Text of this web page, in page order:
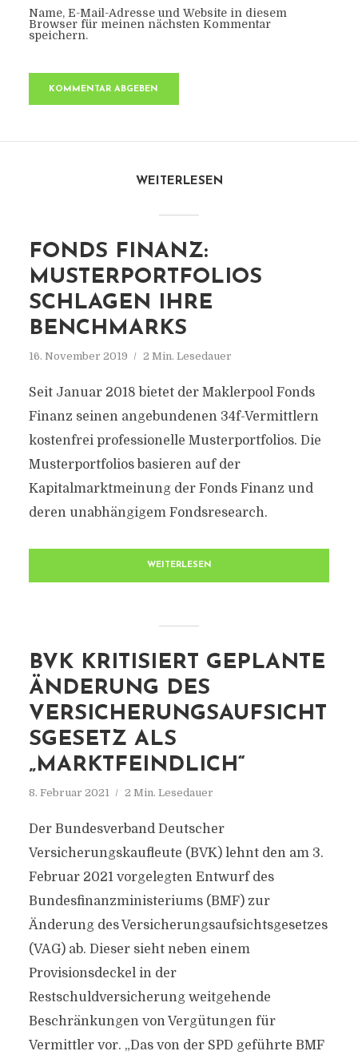
Name, E-Mail-Adresse und Website in diesem
Browser für meinen nächsten Kommentar
speichern.
WEITERLESEN
FONDS FINANZ:
MUSTERPORTFOLIOS
SCHLAGEN IHRE
BENCHMARKS
16. November 2019 2 Min. Lesedauer
Seit Januar 2018 bietet der Maklerpool Fonds
Finanz seinen angebundenen 34f-Vermittlern
kostenfrei professionelle Musterportfolios. Die
Musterportfolios basieren auf der
Kapitalmarktmeinung der Fonds Finanz und
deren unabhängigem Fondsresearch.
WEITERLESEN
BVK KRITISIERT GEPLANTE
ÄNDERUNG DES
VERSICHERUNGSAUFSICHT
SGESETZ ALS
„MARKTFEINDLICH“
8. Februar 2021 2 Min. Lesedauer
Der Bundesverband Deutscher
Versicherungskaufleute (BVK) lehnt den am 3.
Februar 2021 vorgelegten Entwurf des
Bundesfinanzministeriums (BMF) zur
Änderung des Versicherungsaufsichtsgesetzes
(VAG) ab. Dieser sieht neben einem
Provisionsdeckel in der
Restschuldversicherung weitgehende
Beschränkungen von Vergütungen für
Vermittler vor. „Das von der SPD geführte BMF